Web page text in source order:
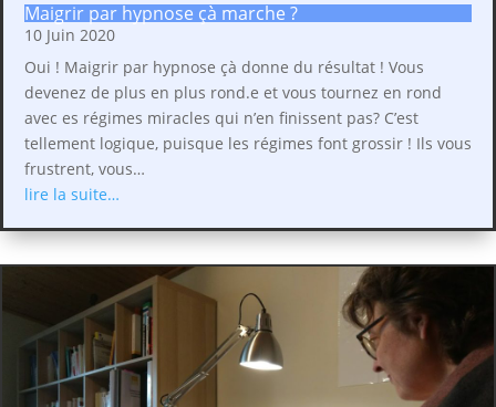
Maigrir par hypnose çà marche ?
10 Juin 2020
Oui ! Maigrir par hypnose çà donne du résultat ! Vous
devenez de plus en plus rond.e et vous tournez en rond
avec es régimes miracles qui n’en finissent pas? C’est
tellement logique, puisque les régimes font grossir ! Ils vous
frustrent, vous…
lire la suite…